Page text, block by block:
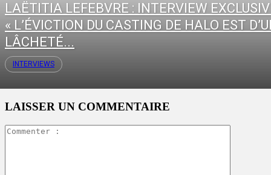
LAËTITIA LEFEBVRE : INTERVIEW
« L’ÉVICTION DU CASTING DE HALO EST
LÂCHETÉ...
INTERVIEWS
LAISSER UN COMMENTAIRE